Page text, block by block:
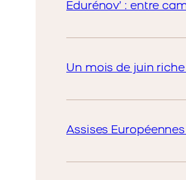
Edurénov’ : entre
Un mois de juin
Assises